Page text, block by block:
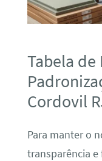
Tabela de
Cordovil
Para manter o
transparência e